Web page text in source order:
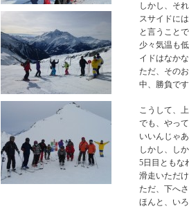
しかし、そ
スサイドに
と言うこと
少々気温も
イドはなか
ただ、その
中、勝負で
こうして、
でも、やっ
いいんじゃ
しかし、し
5日目ともな
滑走いただけ
ただ、下へ
ほんと、い